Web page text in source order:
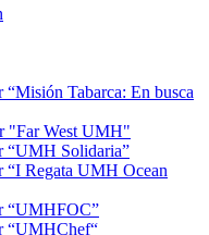
Tabarca: En busca
"Far West UMH"
“UMH Solidaria”
“I Regata UMH Ocean
“UMHFOC”
“UMHChef“